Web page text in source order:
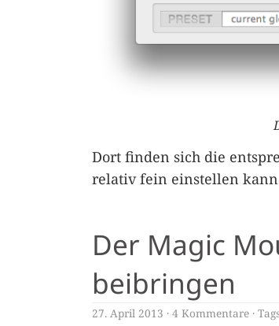
Dort finden sich die
relativ fein einstellen
Der Magic
beibringen
27. April 2013 4 Kommentare